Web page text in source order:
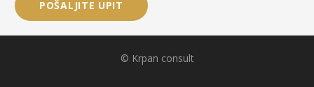
© Krpan consult